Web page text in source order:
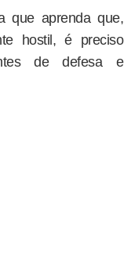
que aprenda que,
hostil, é preciso
de defesa e